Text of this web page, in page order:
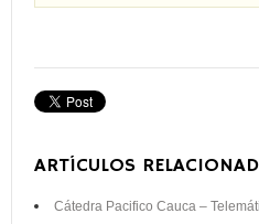
ARTÍCULOS
Cátedra Pacifico Cauca –